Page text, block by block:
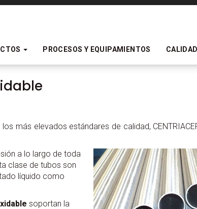
PROCESOS Y EQUIPAMIENTOS
más elevados estándares de calidad,
a lo largo de toda
clase de tubos son
líquido como
soportan la